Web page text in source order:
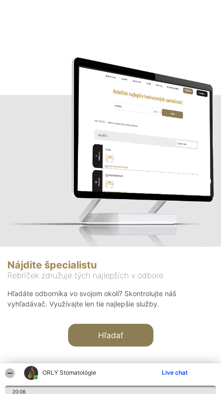
ORLY Stomatológie Live chat
20:06
Nájdite špecialistu
Rebríček združuje tých najlepších v odbore
Hľadáte odborníka vo svojom okolí? Skontrolujte náš
vyhľadávač. Využívajte len tie najlepšie služby.
Hľadať